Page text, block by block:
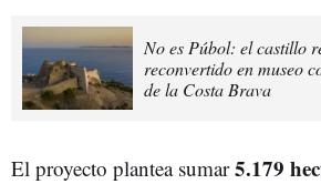
No es Púbol: el castillo
reconvertido en museo
de la Costa Brava
El proyecto plantea sumar5.179